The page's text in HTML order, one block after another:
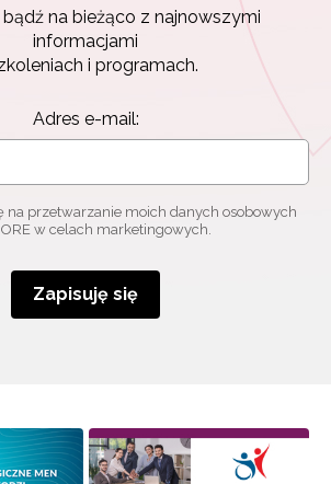
bądź na bieżąco z najnowszymi
informacjami
i programach.
Adres e-mail:
na przetwarzanie moich danych osobowych
w celach marketingowych.
Zapisuję się
na bieżąco z najnowszymi